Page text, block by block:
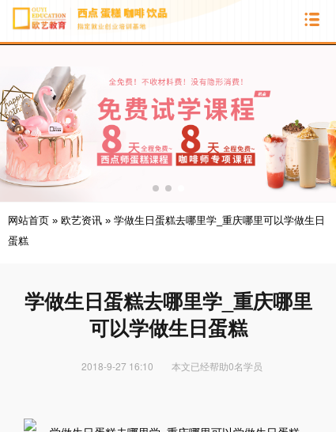
网站首页 » 欧艺资讯 » 学做生日蛋糕去哪里学_重庆哪里可以学做生日
蛋糕
学做生日蛋糕去哪里学_重庆哪里
可以学做生日蛋糕
2018-9-27 16:10 本文已经帮助0名学员